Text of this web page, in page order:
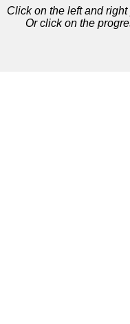
Click on the left and
Or click on the